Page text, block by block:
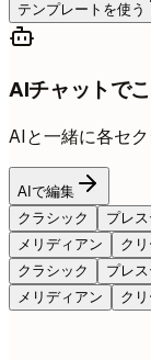
テンプレートを使う
AIチャットで
AIと一緒に各セ
AIで編集
クラシック
プレ
メリディアン
ク
クラシック
プレ
メリディアン
ク